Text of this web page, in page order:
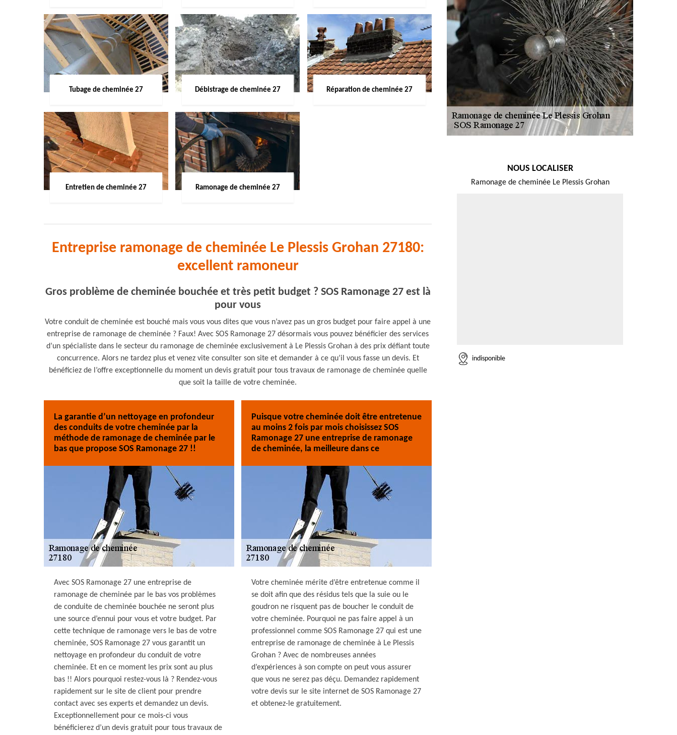
Tubage de cheminée 27 Débistrage de cheminée 27 Réparation de cheminée 27
Entretien de cheminée 27 Ramonage de cheminée 27
Entreprise ramonage de cheminée Le Plessis Grohan 27180:
excellent ramoneur
Gros problème de cheminée bouchée et très petit budget ? SOS Ramonage 27 est là
pour vous
Votre conduit de cheminée est bouché mais vous vous dites que vous n’avez pas un gros budget pour faire appel à une
entreprise de ramonage de cheminée ? Faux! Avec SOS Ramonage 27 désormais vous pouvez bénéficier des services
d’un spécialiste dans le secteur du ramonage de cheminée exclusivement à Le Plessis Grohan à des prix défiant toute
concurrence. Alors ne tardez plus et venez vite consulter son site et demander à ce qu’il vous fasse un devis. Et
bénéficiez de l’offre exceptionnelle du moment un devis gratuit pour tous travaux de ramonage de cheminée quelle
que soit la taille de votre cheminée.
La garantie d’un nettoyage en profondeur
des conduits de votre cheminée par la
méthode de ramonage de cheminée par le
bas que propose SOS Ramonage 27 !!
Avec SOS Ramonage 27 une entreprise de
ramonage de cheminée par le bas vos problèmes
de conduite de cheminée bouchée ne seront plus
une source d’ennui pour vous et votre budget. Par
cette technique de ramonage vers le bas de votre
cheminée, SOS Ramonage 27 vous garantit un
nettoyage en profondeur du conduit de votre
cheminée. Et en ce moment les prix sont au plus
bas !! Alors pourquoi restez-vous là ? Rendez-vous
rapidement sur le site de client pour prendre
contact avec ses experts et demandez un devis.
Exceptionnellement pour ce mois-ci vous
bénéficierez d’un devis gratuit pour tous travaux de
Puisque votre cheminée doit être entretenue
au moins 2 fois par mois choisissez SOS
Ramonage 27 une entreprise de ramonage
de cheminée, la meilleure dans ce
Votre cheminée mérite d’être entretenue comme il
se doit afin que des résidus tels que la suie ou le
goudron ne risquent pas de boucher le conduit de
votre cheminée. Pourquoi ne pas faire appel à un
professionnel comme SOS Ramonage 27 qui est une
entreprise de ramonage de cheminée à Le Plessis
Grohan ? Avec de nombreuses années
d’expériences à son compte on peut vous assurer
que vous ne serez pas déçu. Demandez rapidement
votre devis sur le site internet de SOS Ramonage 27
et obtenez-le gratuitement.
NOUS LOCALISER
Ramonage de cheminée Le Plessis Grohan
indisponible